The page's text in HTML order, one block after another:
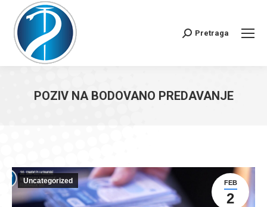
Search:
Pretraga
POZIV NA BODOVANO PREDAVANJE
FEB
2
Uncategorized